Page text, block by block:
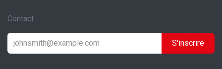
Contact
S'inscrire